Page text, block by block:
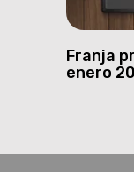
Franja
enero